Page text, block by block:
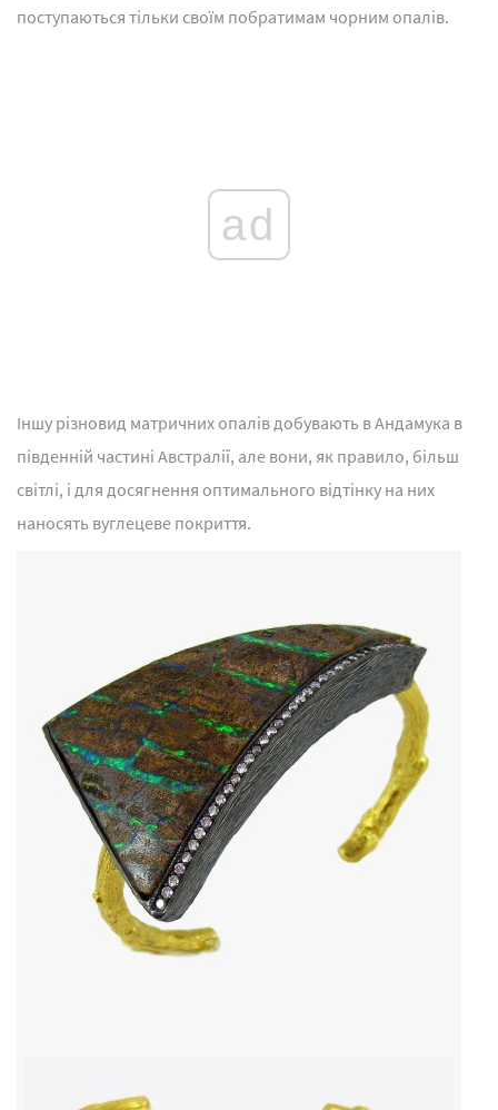
поступаються тільки своїм побратимам чорним опалів.
ad
Іншу різновид матричних опалів добувають в Андамука в
південній частині Австралії, але вони, як правило, більш
світлі, і для досягнення оптимального відтінку на них
наносять вуглецеве покриття.